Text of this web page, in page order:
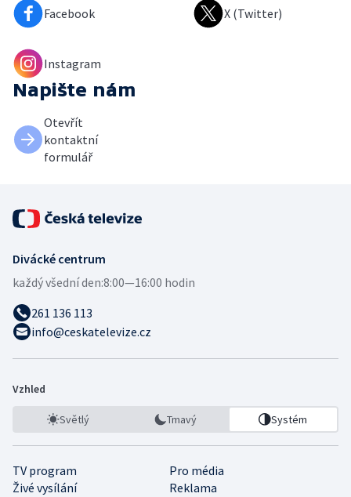
Facebook X (Twitter)
Instagram
Napište nám
Otevřít
kontaktní
formulář
Divácké centrum
každý všední den:8:00—16:00 hodin
261 136 113
info@ceskatelevize.cz
Vzhled
Světlý Tmavý Systém
TV program
Pro média
Živé vysílání
Reklama